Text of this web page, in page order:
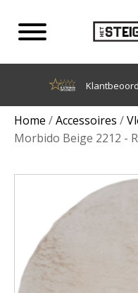
Home /Accessoires /
Morbido Beige 2212 -